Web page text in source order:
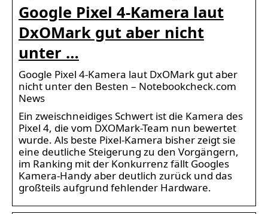
Google Pixel 4-Kamera laut
DxOMark gut aber nicht
unter …
Google Pixel 4-Kamera laut DxOMark gut aber
nicht unter den Besten – Notebookcheck.com
News
Ein zweischneidiges Schwert ist die Kamera des
Pixel 4, die vom DXOMark-Team nun bewertet
wurde. Als beste Pixel-Kamera bisher zeigt sie
eine deutliche Steigerung zu den Vorgängern,
im Ranking mit der Konkurrenz fällt Googles
Kamera-Handy aber deutlich zurück und das
großteils aufgrund fehlender Hardware.